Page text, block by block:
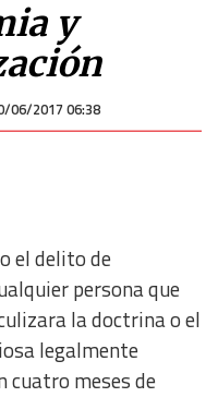
y
06/2017 06:38
el delito de
persona que
la doctrina o el
legalmente
cuatro meses de